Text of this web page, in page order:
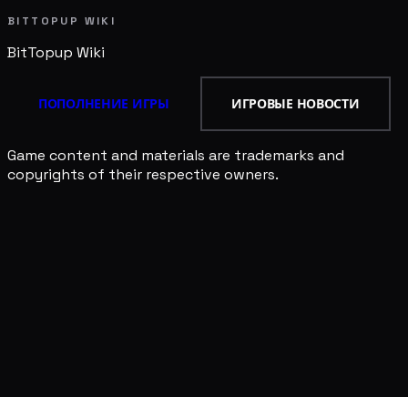
BITTOPUP WIKI
BitTopup Wiki
ПОПОЛНЕНИЕ ИГРЫ ИГРОВЫЕ НОВОСТИ
Game content and materials are trademarks and
copyrights of their respective owners.